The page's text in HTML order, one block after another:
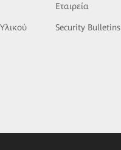
Εταιρεία
Security Bulletins